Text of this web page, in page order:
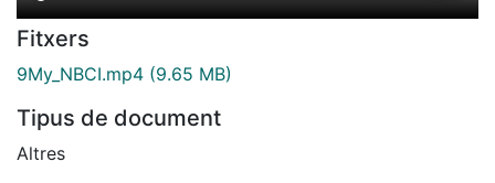
Fitxers
9My_NBCI.mp4 (9.65 MB)
Tipus de document
Altres